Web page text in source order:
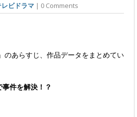
レビドラマ | 0 Comments
」のあらすじ、作品データをまとめてい
件を解決！？